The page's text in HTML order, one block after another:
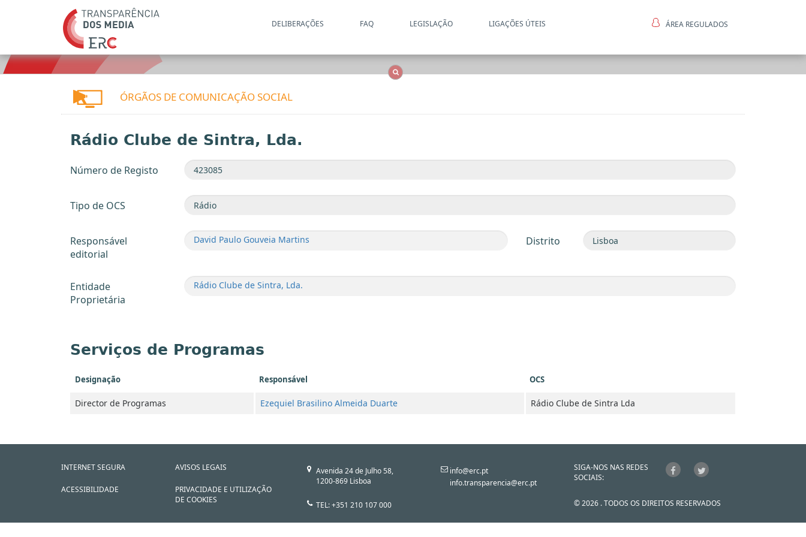
DELIBERAÇÕES FAQ LEGISLAÇÃO LIGAÇÕES ÚTEIS ÁREA REGULADOS
ÓRGÃOS DE COMUNICAÇÃO SOCIAL
Rádio Clube de Sintra, Lda.
Número de Registo
Tipo de OCS
Responsável
editorial
David Paulo Gouveia Martins Distrito
Entidade
Proprietária
Rádio Clube de Sintra, Lda.
Serviços de Programas
Designação Responsável OCS
Director de Programas Ezequiel Brasilino Almeida Duarte Rádio Clube de Sintra Lda
INTERNET SEGURA
ACESSIBILIDADE
AVISOS LEGAIS
PRIVACIDADE E UTILIZAÇÃO
DE COOKIES
Avenida 24 de Julho 58,
1200-869 Lisboa
TEL: +351 210 107 000
info@erc.pt
info.transparencia@erc.pt
SIGA-NOS NAS REDES
SOCIAIS:
© 2026 . TODOS OS DIREITOS RESERVADOS